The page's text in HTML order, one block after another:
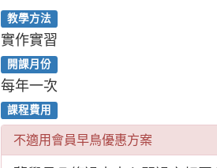
教學方法
實作實習
開課月份
每年一次
課程費用
不適用會員早鳥優惠方案